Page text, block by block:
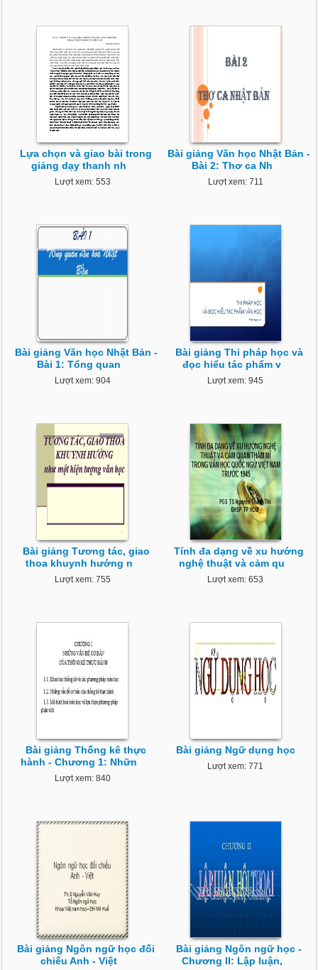
Lựa chọn và giao bài trong
giảng dạy thanh nh
Lượt xem: 553
Bài giảng Văn học Nhật Bản -
Bài 2: Thơ ca Nh
Lượt xem: 711
Bài giảng Văn học Nhật Bản -
Bài 1: Tổng quan
Lượt xem: 904
Bài giảng Thi pháp học và
đọc hiểu tác phẩm v
Lượt xem: 945
Bài giảng Tương tác, giao
thoa khuynh hướng n
Lượt xem: 755
Tính đa dạng về xu hướng
nghệ thuật và cảm qu
Lượt xem: 653
Bài giảng Thống kê thực
hành - Chương 1: Nhữn
Lượt xem: 840
Bài giảng Ngữ dụng học
Lượt xem: 771
Bài giảng Ngôn ngữ học đối
chiếu Anh - Việt
Bài giảng Ngôn ngữ học -
Chương II: Lập luận,